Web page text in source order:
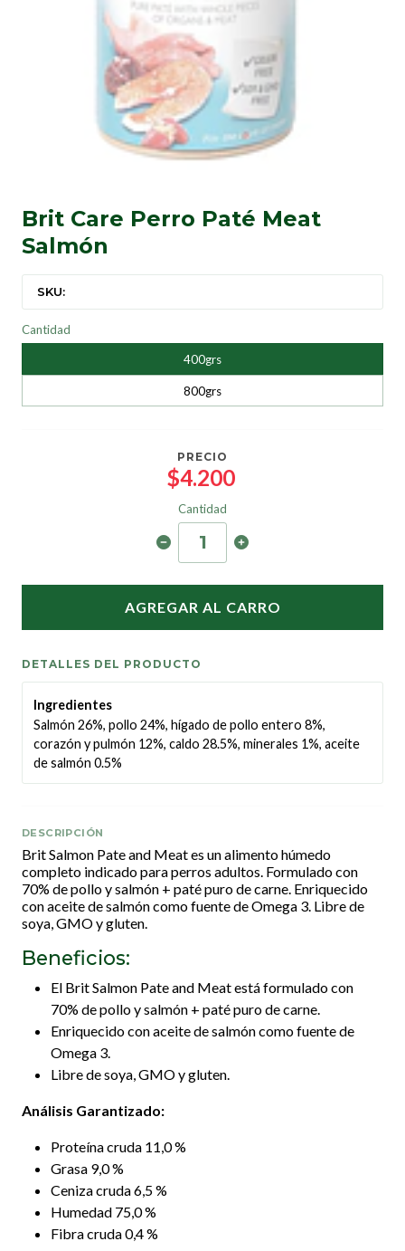
Brit Care Perro Paté Meat
Salmón
SKU:
Cantidad
400grs
800grs
PRECIO
$4.200
Cantidad
AGREGAR AL CARRO
DETALLES DEL PRODUCTO
Ingredientes
Salmón 26%, pollo 24%, hígado de pollo entero 8%,
corazón y pulmón 12%, caldo 28.5%, minerales 1%, aceite
de salmón 0.5%
DESCRIPCIÓN
Brit Salmon Pate and Meat es un alimento húmedo
completo indicado para perros adultos. Formulado con
70% de pollo y salmón + paté puro de carne. Enriquecido
con aceite de salmón como fuente de Omega 3. Libre de
soya, GMO y gluten.
Beneficios:
El Brit Salmon Pate and Meat está formulado con
70% de pollo y salmón + paté puro de carne.
Enriquecido con aceite de salmón como fuente de
Omega 3.
Libre de soya, GMO y gluten.
Análisis Garantizado:
Proteína cruda 11,0 %
Grasa 9,0 %
Ceniza cruda 6,5 %
Humedad 75,0 %
Fibra cruda 0,4 %